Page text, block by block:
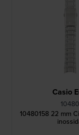
Casio
10480158 22 mm